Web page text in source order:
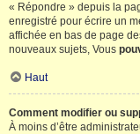
« Répondre » depuis la
enregistré pour écrire un
affichée en bas de page
nouveaux sujets, Vous
Haut
Comment modifier ou
À moins d’être